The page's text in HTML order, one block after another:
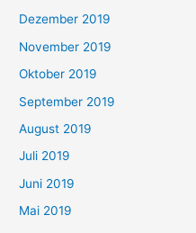
Dezember 2019
November 2019
Oktober 2019
September 2019
August 2019
Juli 2019
Juni 2019
Mai 2019